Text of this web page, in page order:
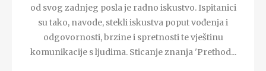
od svog zadnjeg posla je radno iskustvo. Ispitanici
su tako, navode, stekli iskustva poput vođenja i
odgovornosti, brzine i spretnosti te vještinu
komunikacije s ljudima. Sticanje znanja 'Prethod...